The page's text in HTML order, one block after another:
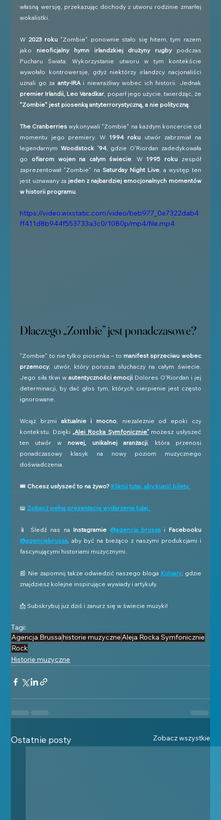
własną wersję, przekazując dochody z utworu rodzinie zmarłej
wokalistki.
W 2023 roku "Zombie" ponownie stało się hitem, tym razem
jako nieoficjalny hymn irlandzkiej drużyny rugby podczas
Pucharu Świata. Wykorzystanie utworu w tym kontekście
wywołało kontrowersje, gdyż niektórzy irlandzcy nacjonaliści
uznali go za anty-IRA
premier Irlandii, Leo Varadkar
"Zombie" jest piosenką antyterrorystyczną, a nie polityczną
The Cranberries wykonywali "Zombie" na każdym koncercie od
momentu jego premiery. W 1994 roku utwór zabrzmiał na
legendarnym Woodstock '94, gdzie O'Riordan zadedykowała
go ofiarom wojen na całym świecie . W 1995 roku zespół
zaprezentował "Zombie" na Saturday Night Live, a występ ten
jest uznawany za jeden z najbardziej emocjonalnych momentów
w historii programu
https://video.wixstatic.com/video/beb977_0e7322dab4
ff411d8b944f553733a3c0/1080p/mp4/file.mp4
Dlaczego „Zombie” jest ponadczasowe?
"Zombie" to nie tylko piosenka – to manifest sprzeciwu wobec
przemocy, utwór, który porusza słuchaczy na całym świecie.
Jego siła tkwi w autentyczności emocji Dolores O'Riordan i jej
determinacji, by dać głos tym, których cierpienie jest często
ignorowane.
Wciąż brzmi aktualnie i mocno , niezależnie od epoki czy
kontekstu. Dzięki „Alei Rocka Symfonicznie” możesz usłyszeć
ten utwór w nowej, unikalnej aranżacji, która przenosi
ponadczasowy klasyk na nowy poziom muzycznego
doświadczenia.
🎟 Chcesz usłyszeć to na żywo? Kliknij tutaj, aby kupić bilety.
📖 Zobacz pełną prezentację wydarzenia tutaj.
📱 Śledź nas na Instagramie @agencja_brussa i
Facebooku
@agencjabrussa , aby być na bieżąco z naszymi produkcjami i
fascynującymi historiami muzycznymi.
📰 Nie zapomnij także odwiedzić naszego bloga Kuluary, gdzie
znajdziesz kolejne inspirujące wywiady i artykuły.
📩 Subskrybuj już dziś i zanurz się w świecie muzyki!
Tagi:
Agencja Brussahistorie muzyczne Aleja Rocka Symfonicznie
Rock
Historie muzyczne
Ostatnie posty Zobacz wszystkie